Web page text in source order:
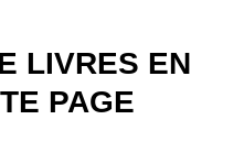
LIVRES EN
PAGE